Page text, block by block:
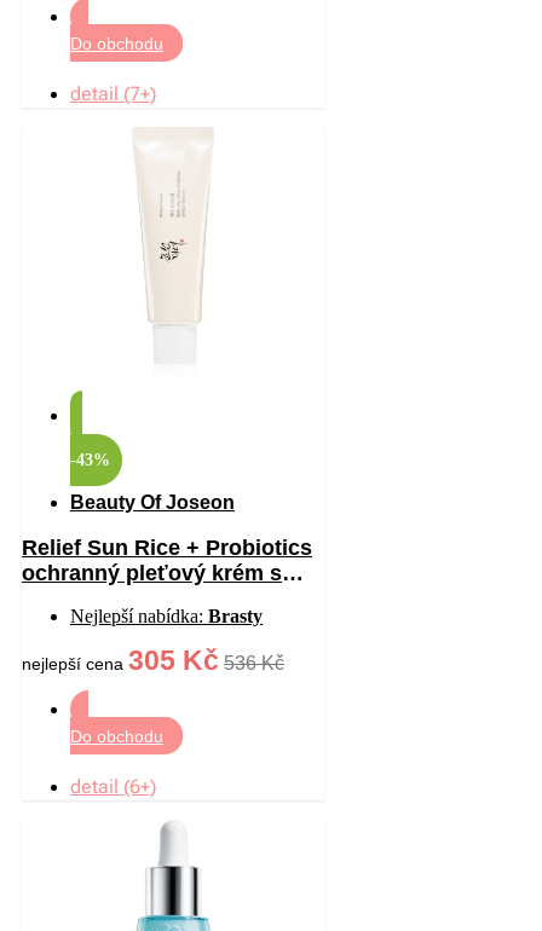
Do obchodu
detail (7+)
-43%
Beauty Of Joseon
Relief Sun Rice + Probiotics
ochranný pleťový krém s
Nejlepší nabídka: Brasty
nejlepší cena 305 Kč 536 Kč
Do obchodu
detail (6+)